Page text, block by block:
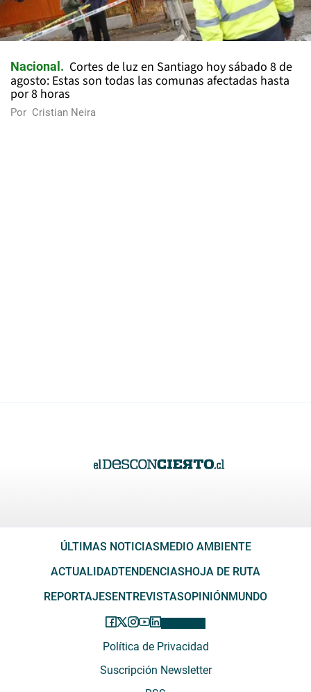
Nacional
Cortes de luz en Santiago hoy sábado 8 de
agosto: Estas son todas las comunas afectadas hasta
por 8 horas
Por Cristian Neira
ÚLTIMAS NOTICIASMEDIO AMBIENTE
ACTUALIDADTENDENCIASHOJA DE RUTA
REPORTAJESENTREVISTASOPINIÓNMUNDO
Política de Privacidad
Suscripción Newsletter